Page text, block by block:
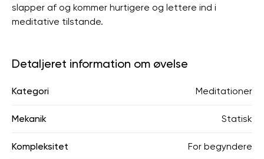
slapper af og kommer hurtigere og lettere ind i
meditative tilstande.
Detaljeret information om øvelse
Kategori Meditationer
Mekanik Statisk
Kompleksitet For begyndere